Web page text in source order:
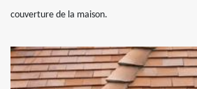
couverture de la maison.